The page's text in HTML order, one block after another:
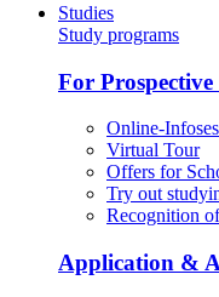
Studies
Study programs
For Prospective
Online-
Virtual Tour
Offers for
Try out
Recognition
Application &